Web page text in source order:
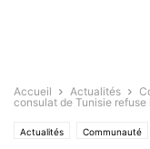
Accueil Actualités
consulat de Tunisie refuse
Actualités Communauté